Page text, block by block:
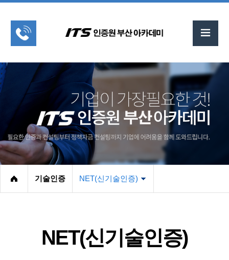
기술인증 NET(신기술인증)
NET(신기술인증)